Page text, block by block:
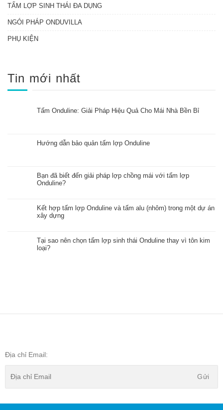
TẤM LỢP SINH THÁI ĐA DỤNG
NGÓI PHÁP ONDUVILLA
PHỤ KIỆN
Tin mới nhất
Tấm Onduline: Giải Pháp Hiệu Quả Cho Mái Nhà Bền Bỉ
Hướng dẫn bảo quản tấm lợp Onduline
Bạn đã biết đến giải pháp lợp chồng mái với tấm lợp
Onduline?
Kết hợp tấm lợp Onduline và tấm alu (nhôm) trong một dự án
xây dựng
Tại sao nên chọn tấm lợp sinh thái Onduline thay vì tôn kim
loại?
Địa chỉ Email: